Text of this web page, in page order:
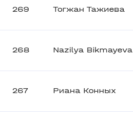
269 Тогжан Тажиева
268 Nazilya Bikmayeva
267 Риана Конных